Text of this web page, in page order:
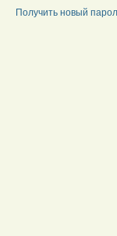
Получить новый